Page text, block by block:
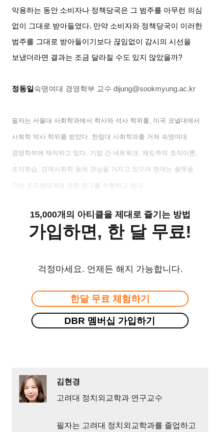
악용하는 동안 소비자나 정책당국은 그 범주를 아무런 의심
없이 그대로 받아들였다. 만약 소비자와 정책당국이 이러한
범주를 그대로 받아들이기보다 끊임없이 감시의 시선을
보냈더라면 결과는 조금 달라질 수도 있지 않았을까?
정동일숙명여대 경영학부 교수 dijung@sookmyung.ac.kr
필자는 서울대 사회학과에서 학사와 석사 학위를, 미국 코넬대에서
사회학 박사 학위를 받았다. 한림대 사회학과를 거쳐 숙명여대
경영학부에 재직하고 있다. 기업 간 네트워크,제도주의 조직이론,
조직학습, 경제사회학 등에 관심을 가지고 있으며 현재는 플랫폼
기반 조직생태계에 관한 연구를 수행하고 있다 .
15,000개의 아티클을 제대로 즐기는 방법
가입하면, 한 달 무료!
걱정마세요. 언제든 해지 가능합니다.
한달 무료 체험하기
DBR 멤버십 가입하기
김현경
고려대 정치외교학과 연구교수
필자는 고려대 정치외교학과를 졸업하고